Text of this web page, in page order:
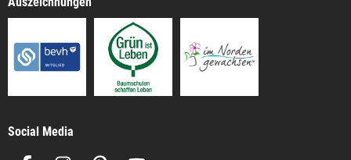
Social Media